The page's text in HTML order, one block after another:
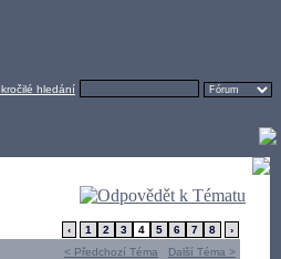
hledání
‹ 1 2 3 4 5 6 7 8
›
< Předchozí Téma Další Téma >